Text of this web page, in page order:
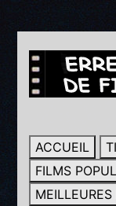
ACCUEIL
FILMS
MEILLEURES